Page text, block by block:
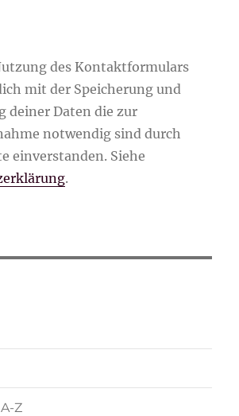
des Kontaktformulars
mit der Speicherung und
deiner Daten die zur
notwendig sind durch
einverstanden. Siehe
.
Z